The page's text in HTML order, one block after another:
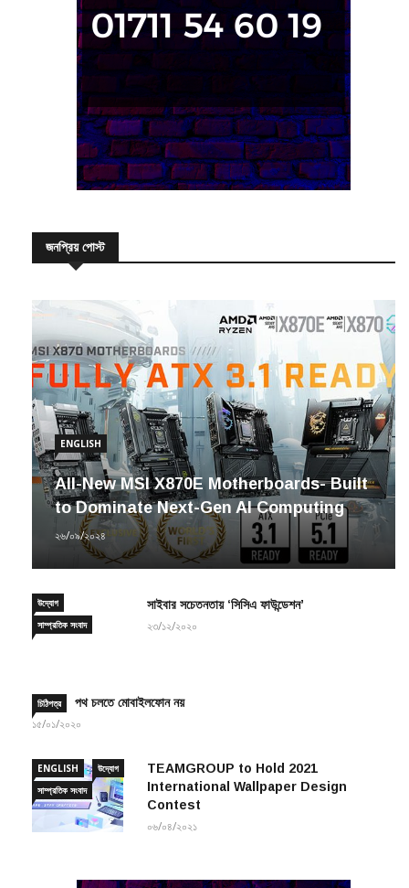
জনপ্রিয় পোস্ট
ENGLISH
All-New MSI X870E Motherboards- Built
to Dominate Next-Gen AI Computing
২৬/০৯/২০২৪
উদ্যোগ
সাম্প্রতিক সংবাদ
সাইবার সচেতনতায় ‘সিসিএ ফাউন্ডেশন’
২৩/১২/২০২০
চিঠিপত্র পথ চলতে মোবাইলফোন নয়
১৫/০১/২০২০
ENGLISH
উদ্যোগ
সাম্প্রতিক সংবাদ
TEAMGROUP to Hold 2021
International Wallpaper Design
Contest
০৬/০৪/২০২১